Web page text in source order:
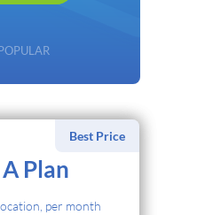
Best Price
Plan
per month